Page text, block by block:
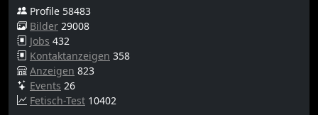
Profile 58483
Bilder 29008
Jobs 432
Kontaktanzeigen 358
Anzeigen 823
Events 26
Fetisch-Test 10402